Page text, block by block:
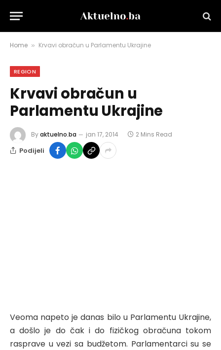
Home » Krvavi obračun u Parlamentu Ukrajine
REGION
Krvavi obračun u
Parlamentu Ukrajine
Byaktuelno.ba jan 17, 2014 2 Mins Read
Podijeli
Veoma napeto je danas bilo u Parlamentu Ukrajine,
a došlo je do čak i do fizičkog obračuna tokom
rasprave u vezi sa budžetom. Parlamentarci su se